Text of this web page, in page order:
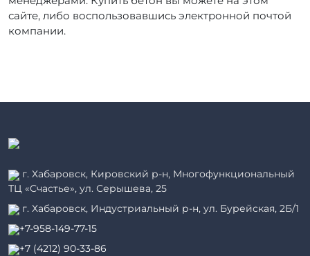
сайте, либо воспользовавшись электронной почтой
компании.
г. Хабаровск, Кировский р-н, Многофункциональный
ТЦ «Счастье», ул. Серышева, 25
г. Хабаровск, Индустриальный р-н, ул. Бурейская, 2Б/1
+7-958-149-77-15
+7 (4212) 90-33-86